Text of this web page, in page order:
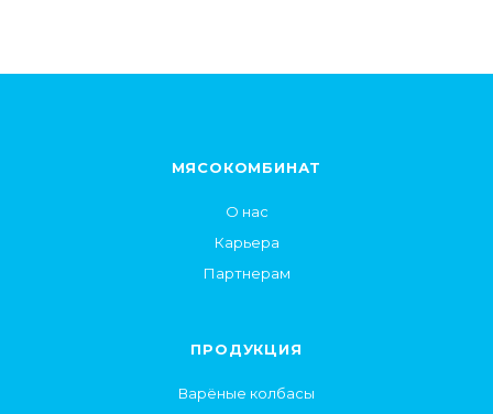
МЯСОКОМБИНАТ
О нас
Карьера
Партнерам
ПРОДУКЦИЯ
Варёные колбасы